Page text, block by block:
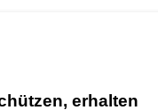
erhalten